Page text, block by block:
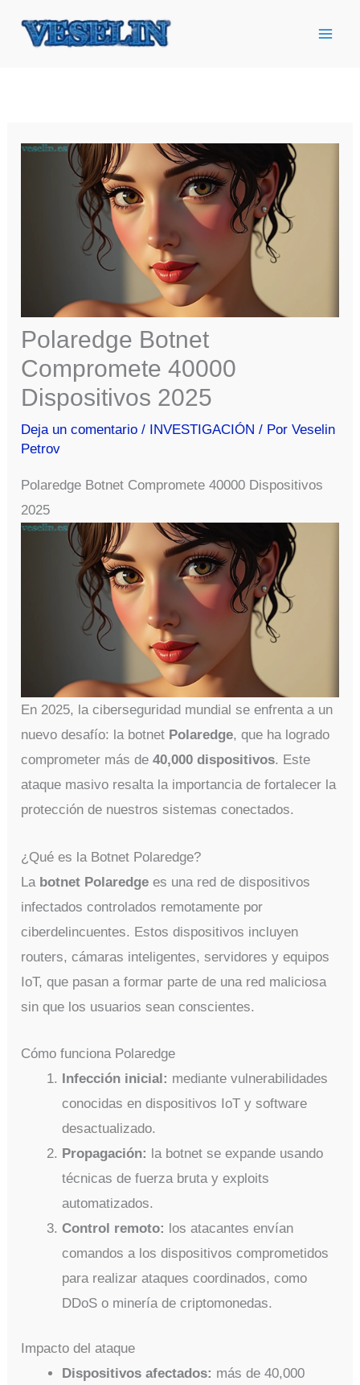
Polaredge Botnet
Compromete 40000
Dispositivos 2025
Deja un comentario / INVESTIGACIÓN / PorVeselin
Petrov
Polaredge Botnet Compromete 40000 Dispositivos
2025
En 2025, la ciberseguridad mundial se enfrenta a un
nuevo desafío: la botnet Polaredge, que ha logrado
comprometer más de40,000 dispositivos. Este
ataque masivo resalta la importancia de fortalecer la
protección de nuestros sistemas conectados.
¿Qué es la Botnet Polaredge?
La botnet Polaredge es una red de dispositivos
infectados controlados remotamente por
ciberdelincuentes. Estos dispositivos incluyen
routers, cámaras inteligentes, servidores y equipos
IoT, que pasan a formar parte de una red maliciosa
sin que los usuarios sean conscientes.
Cómo funciona Polaredge
Infección inicial: mediante vulnerabilidades
conocidas en dispositivos IoT y software
desactualizado.
Propagación: la botnet se expande usando
técnicas de fuerza bruta y exploits
automatizados.
Control remoto: los atacantes envían
comandos a los dispositivos comprometidos
para realizar ataques coordinados, como
DDoS o minería de criptomonedas.
Impacto del ataque
Dispositivos afectados: más de 40,000